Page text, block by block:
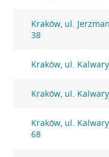
Kraków, ul.
38
Kraków, ul.
Kraków, ul.
Kraków, ul.
68